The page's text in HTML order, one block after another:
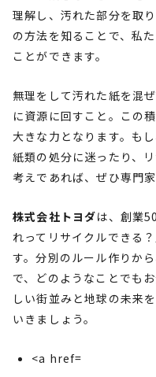
理解し、汚れた部分を取
の方法を知ることで、私
ことができます。
無理をして汚れた紙を混
に資源に回すこと。この
大きな力となります。も
紙類の処分に迷ったり、
考えであれば、ぜひ専門
株式会社トヨダは、創業
れってリサイクルできる
す。分別のルール作りか
で、どのようなことでも
しい街並みと地球の未来
いきましょう。
<a href=